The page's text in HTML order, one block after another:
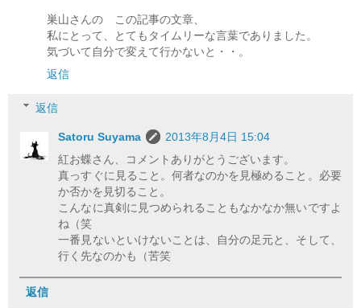
巣山さんの この記事の文章、
私にとって、とてもタイムリーな言葉でありました。
気づいて自分で変えて行かないと・・。
返信
返信
Satoru Suyama
2013年8月4日 15:04
紅お蝶さん、コメントありがとうございます。
真っすぐに見ること。何者なのかを見極めること。必要
か否かを見切ること。
こんなに真剣に見つめられることもなかなか無いですよ
ね（笑
一番見ないといけないことは、自分の足元と、そして、
行く先なのかも（苦笑
返信